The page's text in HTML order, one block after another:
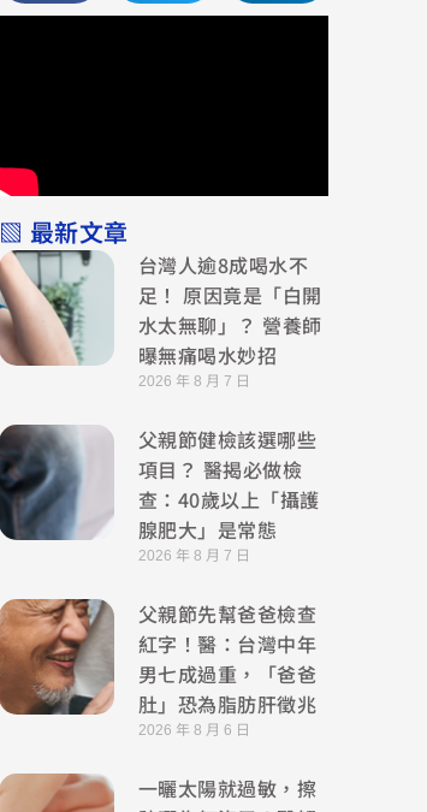
▧ 最新文章
台灣人逾8成喝水不
足！ 原因竟是「白開
水太無聊」？ 營養師
曝無痛喝水妙招
2026 年 8 月 7 日
父親節健檢該選哪些
項目？ 醫揭必做檢
查：40歲以上「攝護
腺肥大」是常態
2026 年 8 月 7 日
父親節先幫爸爸檢查
紅字！醫：台灣中年
男七成過重，「爸爸
肚」恐為脂肪肝徵兆
2026 年 8 月 6 日
一曬太陽就過敏，擦